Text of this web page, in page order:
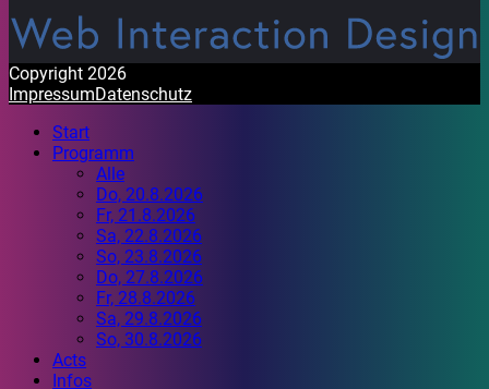
Copyright 2026
ImpressumDatenschutz
Start
Programm
Alle
Do, 20.8.2026
Fr, 21.8.2026
Sa, 22.8.2026
So, 23.8.2026
Do, 27.8.2026
Fr, 28.8.2026
Sa, 29.8.2026
So, 30.8.2026
Acts
Infos